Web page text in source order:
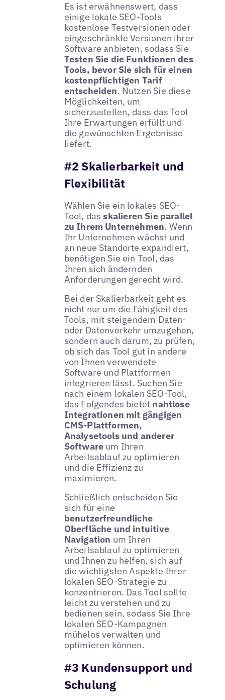
Es ist erwähnenswert, dass
einige lokale SEO-Tools
kostenlose Testversionen oder
eingeschränkte Versionen ihrer
Software anbieten, sodass Sie
Testen Sie die Funktionen des
Tools, bevor Sie sich für einen
kostenpflichtigen Tarif
entscheiden. Nutzen Sie diese
Möglichkeiten, um
sicherzustellen, dass das Tool
Ihre Erwartungen erfüllt und
die gewünschten Ergebnisse
liefert.
#2 Skalierbarkeit und
Flexibilität
Wählen Sie ein lokales SEO-
Tool, dasskalieren Sie parallel
zu Ihrem Unternehmen. Wenn
Ihr Unternehmen wächst und
an neue Standorte expandiert,
benötigen Sie ein Tool, das
Ihren sich ändernden
Anforderungen gerecht wird.
Bei der Skalierbarkeit geht es
nicht nur um die Fähigkeit des
Tools, mit steigendem Daten-
oder Datenverkehr umzugehen,
sondern auch darum, zu prüfen,
ob sich das Tool gut in andere
von Ihnen verwendete
Software und Plattformen
integrieren lässt. Suchen Sie
nach einem lokalen SEO-Tool,
das Folgendes bietet nahtlose
Integrationen mit gängigen
CMS-Plattformen,
Analysetools und anderer
Software um Ihren
Arbeitsablauf zu optimieren
und die Effizienz zu
maximieren.
Schließlich entscheiden Sie
sich für eine
benutzerfreundliche
Oberfläche und intuitive
Navigation um Ihren
Arbeitsablauf zu optimieren
und Ihnen zu helfen, sich auf
die wichtigsten Aspekte Ihrer
lokalen SEO-Strategie zu
konzentrieren. Das Tool sollte
leicht zu verstehen und zu
bedienen sein, sodass Sie Ihre
lokalen SEO-Kampagnen
mühelos verwalten und
optimieren können.
#3 Kundensupport und
Schulung